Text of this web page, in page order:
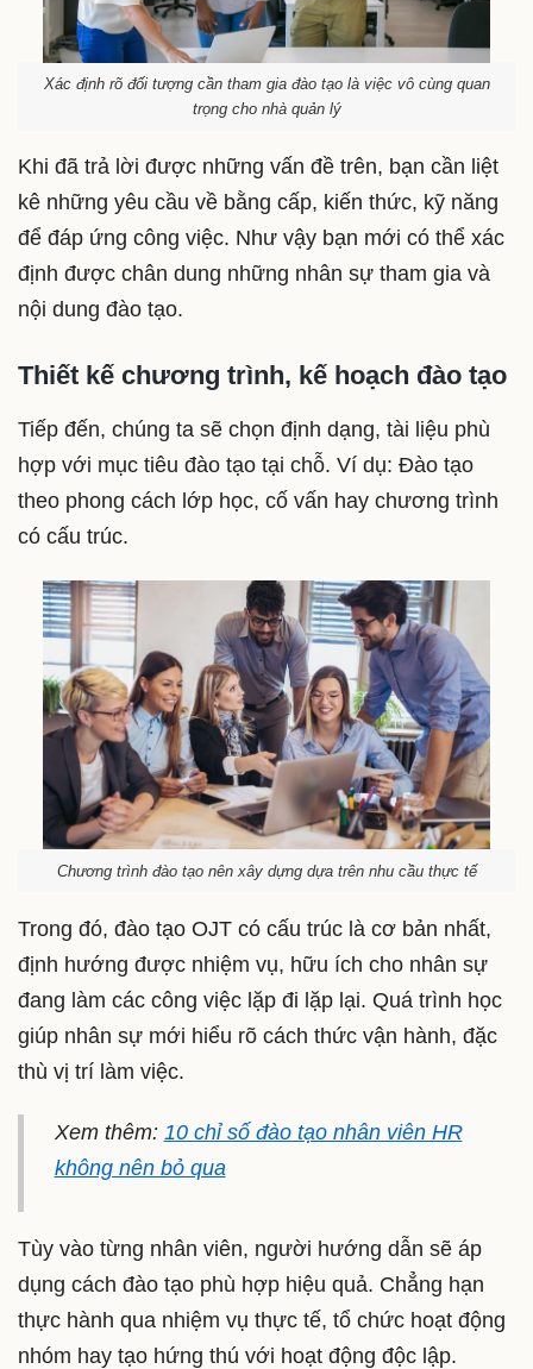
Xác định rõ đối tượng cần tham gia đào tạo là việc vô cùng quan
trọng cho nhà quản lý
Khi đã trả lời được những vấn đề trên, bạn cần liệt
kê những yêu cầu về bằng cấp, kiến thức, kỹ năng
để đáp ứng công việc. Như vậy bạn mới có thể xác
định được chân dung những nhân sự tham gia và
nội dung đào tạo.
Thiết kế chương trình, kế hoạch đào tạo
Tiếp đến, chúng ta sẽ chọn định dạng, tài liệu phù
hợp với mục tiêu đào tạo tại chỗ. Ví dụ: Đào tạo
theo phong cách lớp học, cố vấn hay chương trình
có cấu trúc.
Chương trình đào tạo nên xây dựng dựa trên nhu cầu thực tế
Trong đó, đào tạo OJT có cấu trúc là cơ bản nhất,
định hướng được nhiệm vụ, hữu ích cho nhân sự
đang làm các công việc lặp đi lặp lại. Quá trình học
giúp nhân sự mới hiểu rõ cách thức vận hành, đặc
thù vị trí làm việc.
Xem thêm: 10 chỉ số đào tạo nhân viên HR
không nên bỏ qua
Tùy vào từng nhân viên, người hướng dẫn sẽ áp
dụng cách đào tạo phù hợp hiệu quả. Chẳng hạn
thực hành qua nhiệm vụ thực tế, tổ chức hoạt động
nhóm hay tạo hứng thú với hoạt động độc lập.